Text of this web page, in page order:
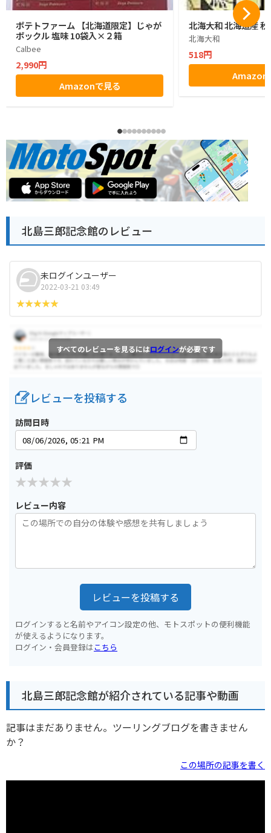
ポテトファーム 【北海道限定】じゃが
ポックル 塩味 10袋入×２箱
Calbee
2,990円
Amazonで見る
北海大和 北海道産
北海大和
518円
Amazon
北島三郎記念館のレビュー
未ログインユーザー
2022-03-21 03:49
すべてのレビューを見るにはログインが必要です
レビューを投稿する
訪問日時
評価
レビュー内容
レビューを投稿する
ログインすると名前やアイコン設定の他、モトスポットの便利機能
が使えるようになります。
ログイン・会員登録はこちら
北島三郎記念館が紹介されている記事や動画
記事はまだありません。ツーリングブログを書きません
か？
この場所の記事を書く